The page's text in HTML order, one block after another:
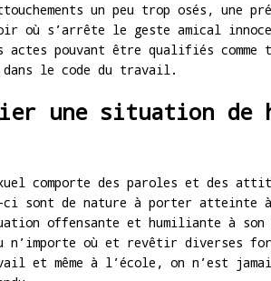
un peu trop osés, une
où s’arrête le geste amical
actes pouvant être qualifiés
le code du travail.
une situation de
comporte des paroles et des
sont de nature à porter atteinte
offensante et humiliante à son
n’importe où et revêtir diverses
et même à l’école, on n’est